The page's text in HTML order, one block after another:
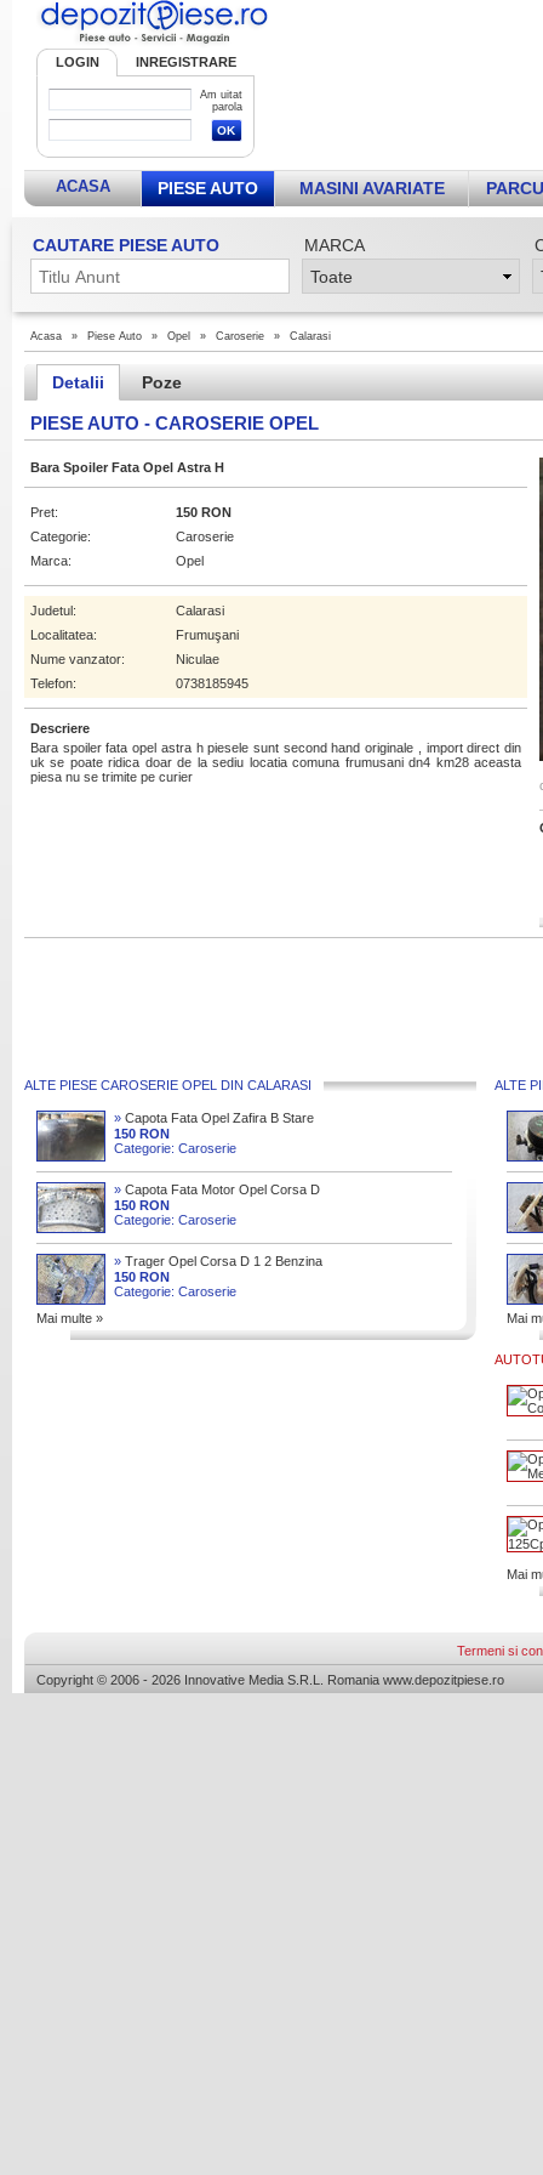
LOGIN INREGISTRARE
Am uitat
parola
ACASA PIESE AUTO MASINI AVARIATE
CAUTARE PIESE AUTO MARCA
Acasa » Piese Auto » Opel » Caroserie » Calarasi
Detalii Poze
PIESE AUTO - CAROSERIE OPEL
Bara Spoiler Fata Opel Astra H
Pret:
150 RON
Categorie:
Caroserie
Marca:
Opel
Judetul:
Calarasi
Localitatea:
Frumuşani
Nume vanzator:
Niculae
Telefon:
0738185945
Descriere
Bara spoiler fata opel astra h piesele sunt second hand originale , import direct din
uk se poate ridica doar de la sediu locatia comuna frumusani dn4 km28 aceasta
piesa nu se trimite pe curier
ALTE PIESE CAROSERIE OPEL DIN CALARASI
» Capota Fata Opel Zafira B Stare
Buna
150 RON
Categorie: Caroserie
» Capota Fata Motor Opel Corsa D
2006 2014
150 RON
Categorie: Caroserie
» Trager Opel Corsa D 1 2 Benzina
150 RON
Categorie: Caroserie
Mai multe »
ALTE
Mai
Mai
Termeni si
Copyright © 2006 - 2026 Innovative Media S.R.L. Romania www.depozitpiese.ro